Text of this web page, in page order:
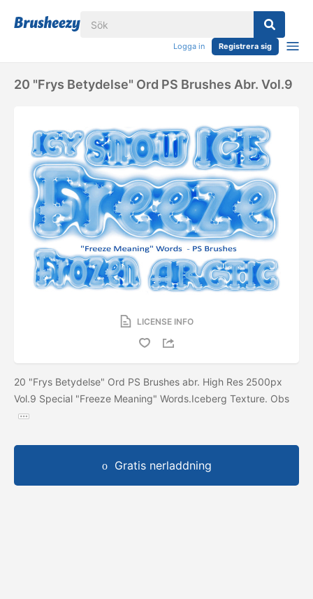
Logga in Registrera sig
20 "Frys Betydelse" Ord PS Brushes Abr. Vol.9
LICENSE INFO
20 "Frys Betydelse" Ord PS Brushes abr. High Res 2500px
Vol.9 Special "Freeze Meaning" Words.Iceberg Texture. Obs
Gratis nerladdning